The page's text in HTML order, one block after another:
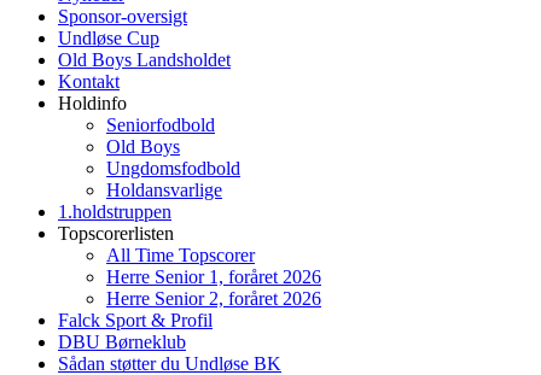
Sponsor-oversigt
Undløse Cup
Old Boys Landsholdet
Kontakt
Holdinfo
Seniorfodbold
Old Boys
Ungdomsfodbold
Holdansvarlige
1.holdstruppen
Topscorerlisten
All Time Topscorer
Herre Senior 1, foråret 2026
Herre Senior 2, foråret 2026
Falck Sport & Profil
DBU Børneklub
Sådan støtter du Undløse BK